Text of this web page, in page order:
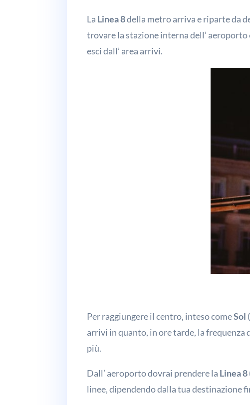
La Linea 8della metro arriva e riparte da
trovare la stazione interna dell’
esci dall’ area arrivi.
Per raggiungere il centro, inteso comeSol
arrivi in quanto, in ore tarde, la frequenza
più.
Dall’ aeroporto dovrai prendere la Linea 8
linee, dipendendo dalla tua destinazione